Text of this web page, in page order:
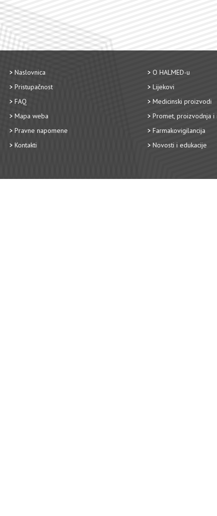
Naslovnica
Pristupačnost
FAQ
Mapa weba
Pravne napomene
Kontakti
O HALMED-u
Lijekovi
Medicinski proizvodi
Promet, proizvodnja i
Farmakovigilancija
Novosti i edukacije